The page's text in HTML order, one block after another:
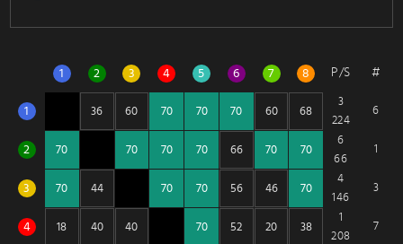
1 2 3 4 5 6 7 8 P/S #
1
3
224
6
2
6
66
1
3
4
146
3
4
1
208
7